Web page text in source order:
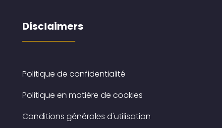
Disclaimers
Politique de confidentialité
Politique en matière de cookies
Conditions générales d'utilisation